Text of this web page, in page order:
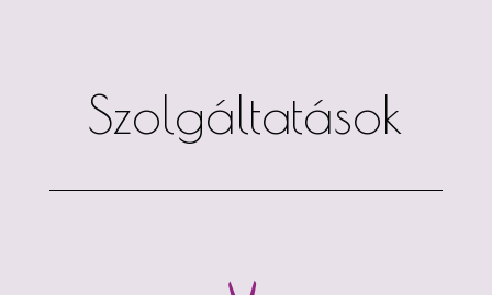
Szolgáltatások